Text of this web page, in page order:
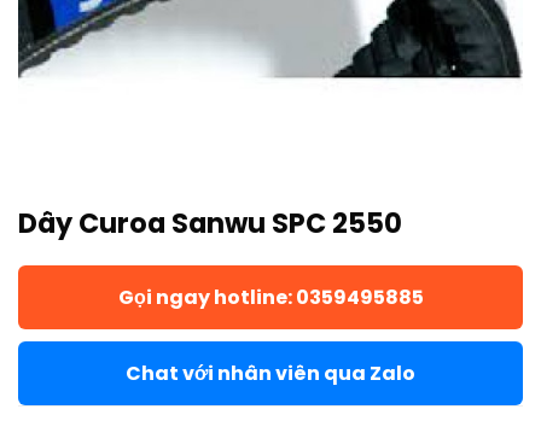
Dây Curoa Sanwu SPC 2550
Gọi ngay hotline: 0359495885
Chat với nhân viên qua Zalo